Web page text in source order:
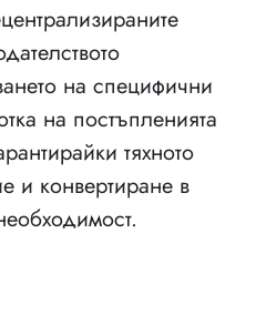
на специфични
на постъпленията
тяхното
и конвертиране в